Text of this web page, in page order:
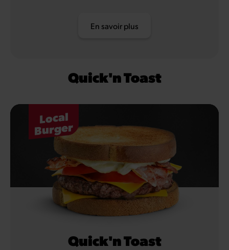
En savoir plus
Quick'n Toast
Local
Burger
Quick'n Toast